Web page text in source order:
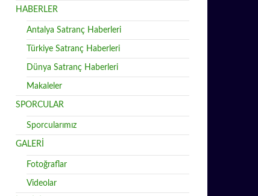
HABERLER
Antalya Satranç Haberleri
Türkiye Satranç Haberleri
Dünya Satranç Haberleri
Makaleler
SPORCULAR
Sporcularımız
GALERİ
Fotoğraflar
Videolar